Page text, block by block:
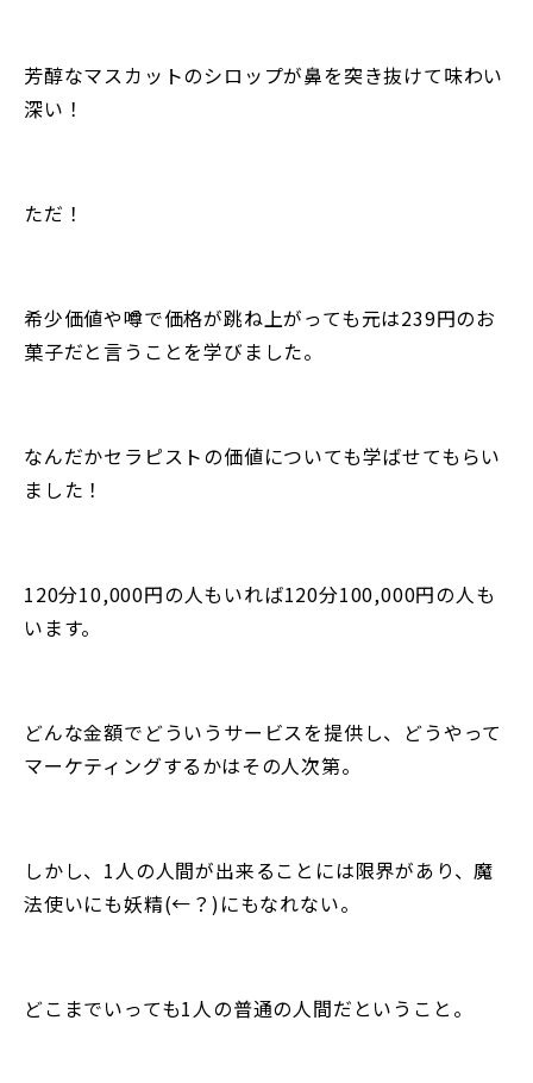
芳醇なマスカットのシロップが鼻を突き抜けて味わい
深い！
ただ！
希少価値や噂で価格が跳ね上がっても元は239円のお
菓子だと言うことを学びました。
なんだかセラピストの価値についても学ばせてもらい
ました！
120分10,000円の人もいれば120分100,000円の人も
います。
どんな金額でどういうサービスを提供し、どうやって
マーケティングするかはその人次第。
しかし、1人の人間が出来ることには限界があり、魔
法使いにも妖精(←？)にもなれない。
どこまでいっても1人の普通の人間だということ。